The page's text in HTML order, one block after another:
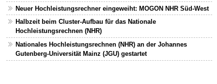
Neuer Hochleistungsrechner eingeweiht: MOGON NHR Süd-West
Halbzeit beim Cluster-Aufbau für das Nationale
Hochleistungsrechnen (NHR)
Nationales Hochleistungsrechnen (NHR) an der Johannes
Gutenberg-Universität Mainz (JGU) gestartet